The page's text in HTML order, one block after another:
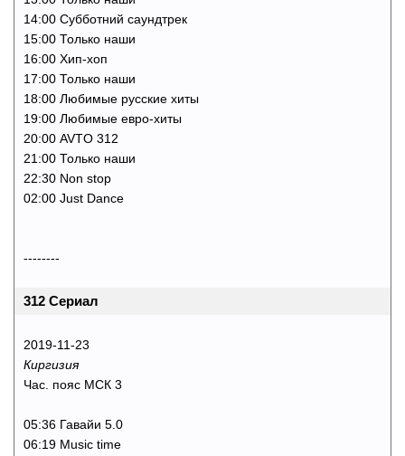
14:00 Субботний саундтрек
15:00 Только наши
16:00 Хип-хоп
17:00 Только наши
18:00 Любимые русские хиты
19:00 Любимые евро-хиты
20:00 AVTO 312
21:00 Только наши
22:30 Non stop
02:00 Just Dance
--------
312 Сериал
2019-11-23
Киргизия
Час. пояс МСК 3
05:36 Гавайи 5.0
06:19 Music time